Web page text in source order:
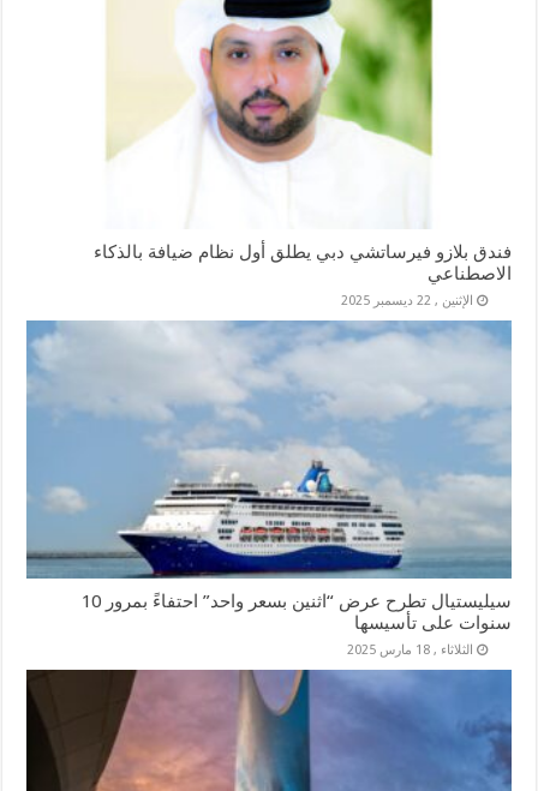
فندق بلازو فيرساتشي دبي يطلق أول نظام ضيافة بالذكاء
الاصطناعي
الإثنين , 22 ديسمبر 2025
سيليستيال تطرح عرض “اثنين بسعر واحد” احتفاءً بمرور 10
سنوات على تأسيسها
الثلاثاء , 18 مارس 2025